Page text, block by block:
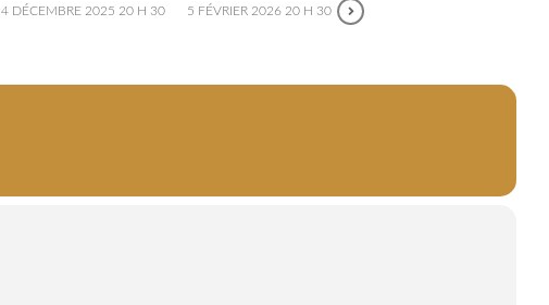
4 DÉCEMBRE 2025 20 H 30 5 FÉVRIER 2026 20 H 30